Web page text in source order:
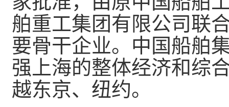
舶重工集团有限公司联
要骨干企业。中国船舶
强上海的整体经济和综
越东京、纽约。